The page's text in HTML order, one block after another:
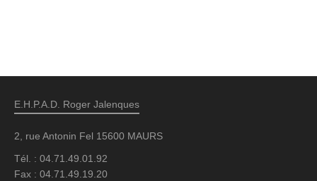
E.H.P.A.D. Roger Jalenques
2, rue Antonin Fel 15600 MAURS
Tél. : 04.71.49.01.92
Fax : 04.71.49.19.20